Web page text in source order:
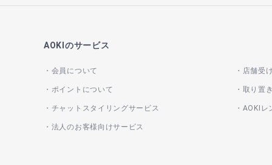
AOKIのサービス
会員について
ポイントについて
チャットスタイリングサービス
店舗受
取り置
AOKIレ
法人のお客様向けサービス